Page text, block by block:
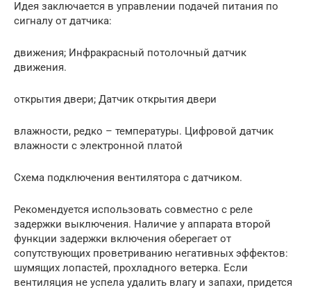
Идея заключается в управлении подачей питания по
сигналу от датчика:
движения; Инфракрасный потолочный датчик
движения.
открытия двери; Датчик открытия двери
влажности, редко – температуры. Цифровой датчик
влажности с электронной платой
Схема подключения вентилятора с датчиком.
Рекомендуется использовать совместно с реле
задержки выключения. Наличие у аппарата второй
функции задержки включения оберегает от
сопутствующих проветриванию негативных эффектов:
шумящих лопастей, прохладного ветерка. Если
вентиляция не успела удалить влагу и запахи, придется